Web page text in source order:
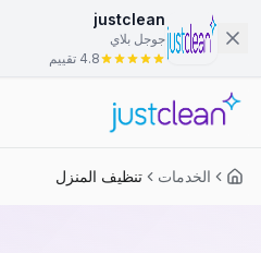
justclean
جوجل بلاي
4.8 تقييم
الخدمات تنظيف المنزل